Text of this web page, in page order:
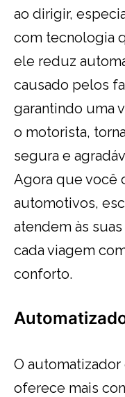
ao dirigir,
com tecnologia
ele reduz
causado pelos
garantindo uma
o motorista,
segura e
Agora que você
automotivos,
atendem às
cada viagem
conforto.
O
oferece mais